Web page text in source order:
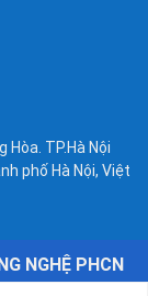
Hòa. TP.Hà Nội
phố Hà Nội, Việt
NGHỆ PHCN